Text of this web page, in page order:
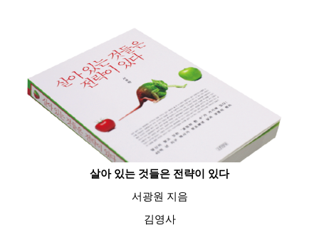
살아 있는 것들은 전략이 있다
서광원 지음
김영사